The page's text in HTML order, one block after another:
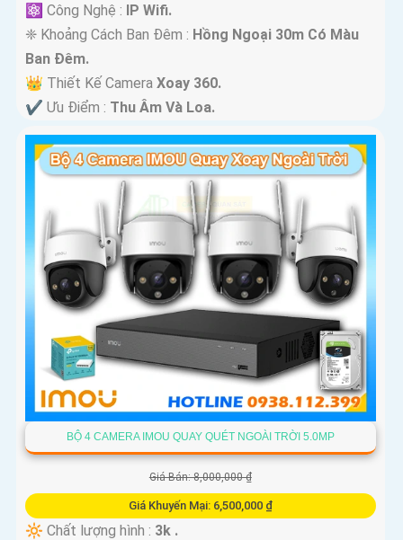
⚛️ Công Nghệ : IP Wifi.
❈ Khoảng Cách Ban Đêm : Hồng Ngoại 30m Có Màu
Ban Ðêm.
👑 Thiết Kế Camera Xoay 360.
️✔️ Ưu Điểm : Thu Âm Và Loa.
BỘ 4 CAMERA IMOU QUAY QUÉT NGOÀI TRỜI 5.0MP
Giá Bán: 8,000,000 ₫
Giá Khuyến Mại: 6,500,000 ₫
🔆 Chất lượng hình : 3k .